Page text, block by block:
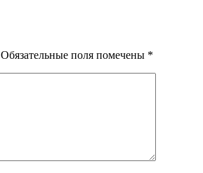
Обязательные поля помечены *